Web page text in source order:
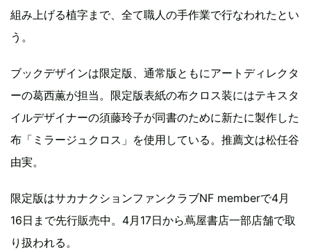
組み上げる植字まで、全て職人の手作業で行なわれたとい
う。
ブックデザインは限定版、通常版ともにアートディレクタ
ーの葛西薫が担当。限定版表紙の布クロス装にはテキスタ
イルデザイナーの須藤玲子が同書のために新たに製作した
布「ミラージュクロス」を使用している。推薦文は松任谷
由実。
限定版はサカナクションファンクラブNF memberで4月
16日まで先行販売中。4月17日から蔦屋書店一部店舗で取
り扱われる。